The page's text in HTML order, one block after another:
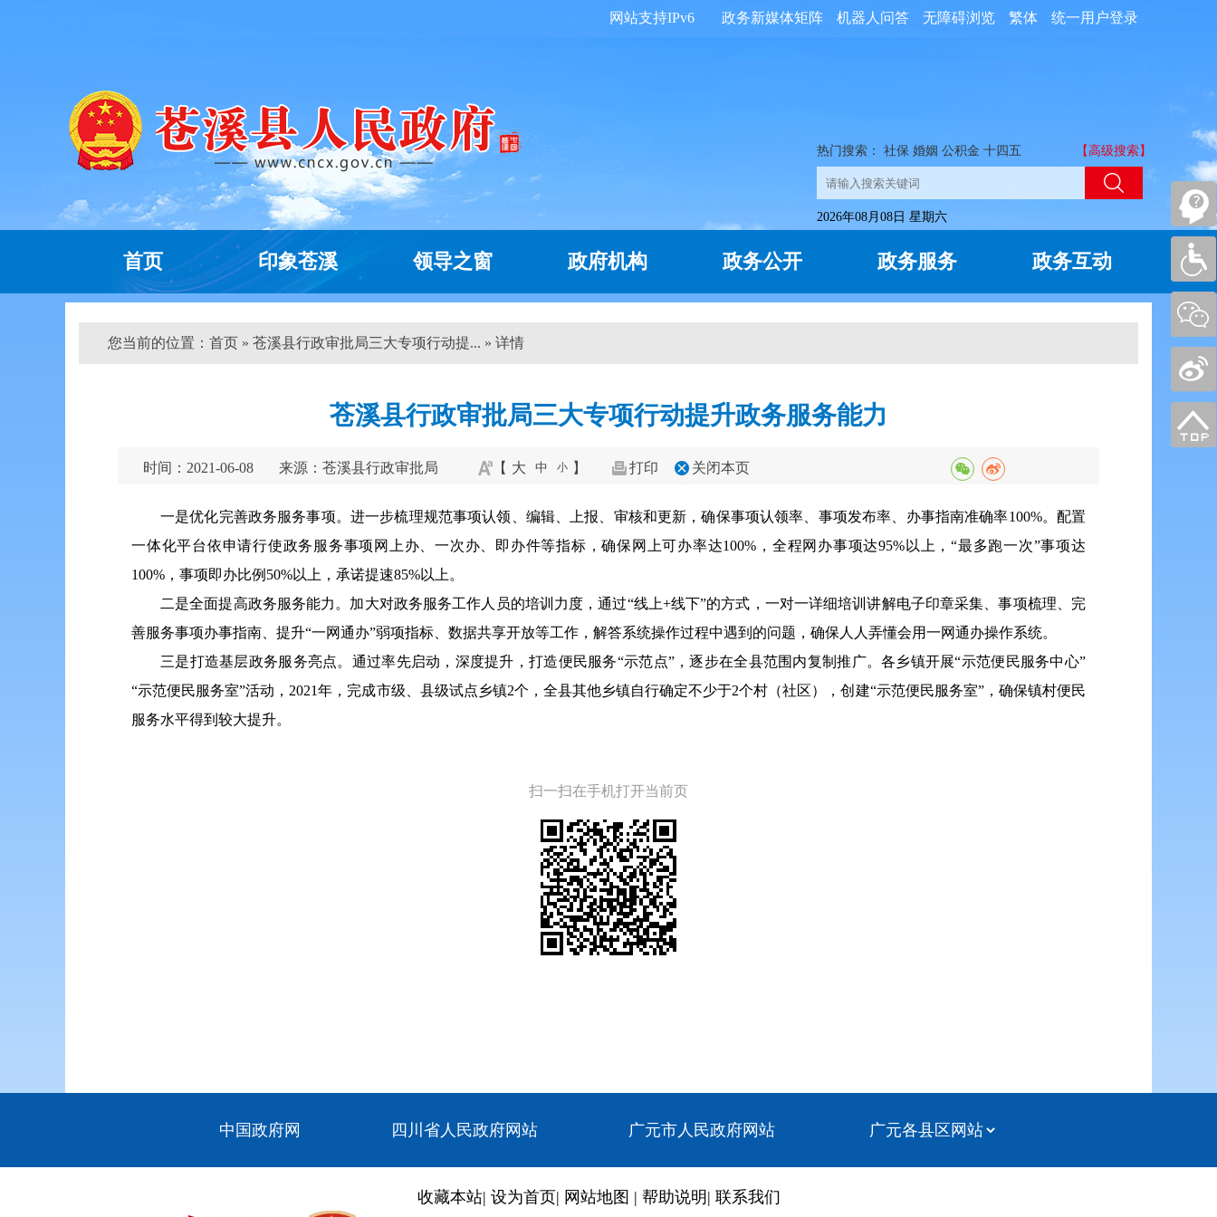
统一用户登录
繁体
无障碍浏览
机器人问答
政务新媒体矩阵
网站支持IPv6
热门搜索： 社保 婚姻 公积金 十四五 【高级搜索】
2026年08月08日 星期六
首页 印象苍溪 领导之窗 政府机构 政务公开 政务服务 政务互动
您当前的位置： 首页 » 苍溪县行政审批局三大专项行动提... » 详情
苍溪县行政审批局三大专项行动提升政务服务能力
时间：2021-06-08 来源：苍溪县行政审批局 【 大 中 小 】 打印 关闭本页
一是优化完善政务服务事项。进一步梳理规范事项认领、编辑、上报、审核和更新，确保事项认领率、事项发布率、办事指南准确率100%。配置
一体化平台依申请行使政务服务事项网上办、一次办、即办件等指标，确保网上可办率达100%，全程网办事项达95%以上，“最多跑一次”事项达
100%，事项即办比例50%以上，承诺提速85%以上。
二是全面提高政务服务能力。加大对政务服务工作人员的培训力度，通过“线上+线下”的方式，一对一详细培训讲解电子印章采集、事项梳理、完
善服务事项办事指南、提升“一网通办”弱项指标、数据共享开放等工作，解答系统操作过程中遇到的问题，确保人人弄懂会用一网通办操作系统。
三是打造基层政务服务亮点。通过率先启动，深度提升，打造便民服务“示范点”，逐步在全县范围内复制推广。各乡镇开展“示范便民服务中心”
“示范便民服务室”活动，2021年，完成市级、县级试点乡镇2个，全县其他乡镇自行确定不少于2个村（社区），创建“示范便民服务室”，确保镇村便民
服务水平得到较大提升。
扫一扫在手机打开当前页
中国政府网 四川省人民政府网站 广元市人民政府网站
收藏本站| 设为首页| 网站地图 | 帮助说明 | 联系我们